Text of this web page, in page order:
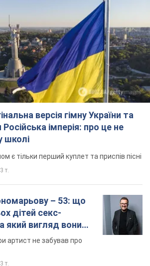
версія гімну України та
імперія: про це не
школі
є тільки перший куплет та приспів пісні
т.
– 53: що
дітей секс-
який вигляд вони
артист не забував про
т.